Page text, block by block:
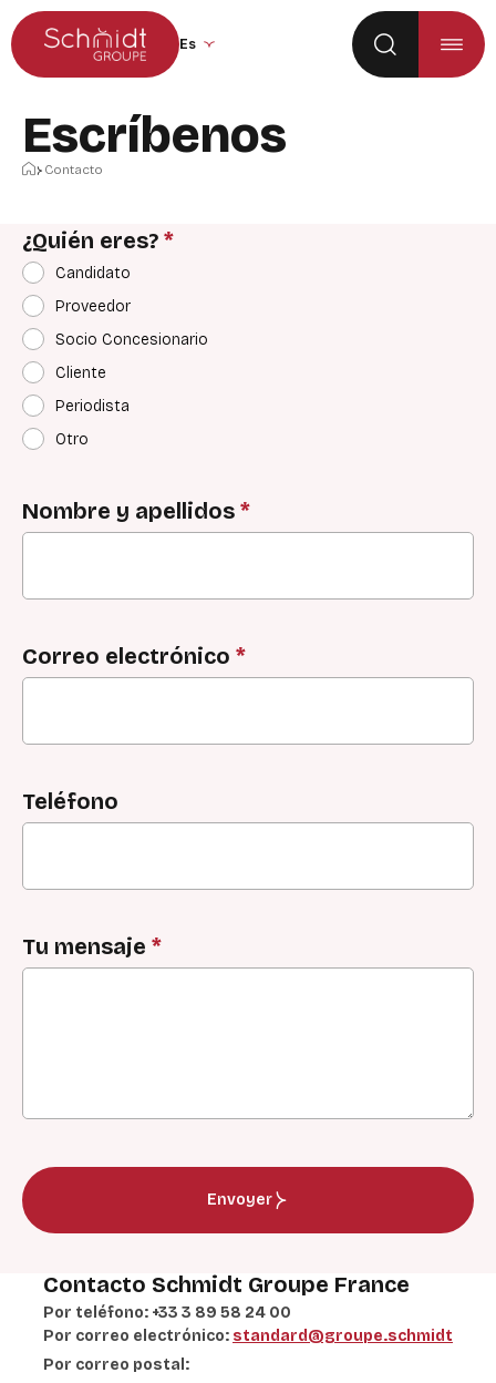
Ir al menú principal
Ir al contenido
Cambiar el idioma del sitio web (la
Escríbenos
Inicio
Contacto
¿Quién eres? *
Candidato
Proveedor
Socio Concesionario
Cliente
Periodista
Otro
Nombre y apellidos *
Correo electrónico *
Teléfono
Tu mensaje *
Envoyer
Contacto Schmidt Groupe France
Por teléfono: +33 3 89 58 24 00
Por correo electrónico: standard@groupe.schmidt
Por correo postal: